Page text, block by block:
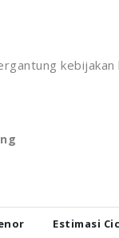
kebijakan
Estimasi